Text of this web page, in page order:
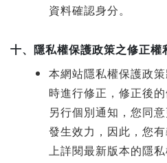
資料確認身分。
十、隱私權保護政策之修正權
本網站隱私權保護政
時進行修正，修正後
另行個別通知，您同
發生效力，因此，您
上詳閱最新版本的隱